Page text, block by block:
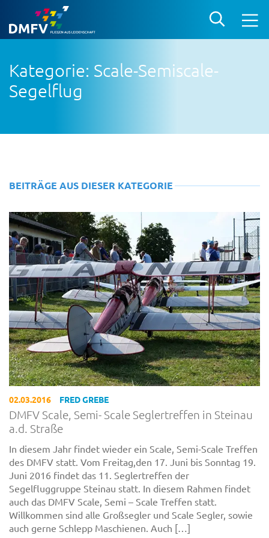
Kategorie: Scale-Semiscale-
Segelflug
BEITRÄGE AUS DIESER KATEGORIE
02.03.2016 FRED GREBE
DMFV Scale, Semi- Scale Seglertreffen in Steinau
a.d. Straße
In diesem Jahr findet wieder ein Scale, Semi-Scale Treffen
des DMFV statt. Vom Freitag,den 17. Juni bis Sonntag 19.
Juni 2016 findet das 11. Seglertreffen der
Segelfluggruppe Steinau statt. In diesem Rahmen findet
auch das DMFV Scale, Semi – Scale Treffen statt.
Willkommen sind alle Großsegler und Scale Segler, sowie
auch gerne Schlepp Maschienen. Auch […]